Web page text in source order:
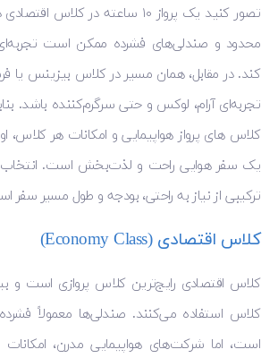
تصور کنید یک پرواز ۱۰ ساعته در
محدود و صندلی‌های فشرده ممکن است
کند. در مقابل، همان مسیر در کلاس بیزینس یا
تجربه‌ای آرام، لوکس و حتی سرگرم‌کننده باشد.
کلاس های پرواز هواپیمایی و امکانات هر کلاس،
یک سفر هوایی راحت و لذت‌بخش است. انتخاب
ترکیبی از نیاز به راحتی، بودجه و طول مسیر سفر
کلاس اقتصادی (Economy Class)
کلاس اقتصادی رایج‌ترین کلاس پروازی است و
کلاس استفاده می‌کنند. صندلی‌ها معمولاً
است، اما شرکت‌های هواپیمایی مدرن، امکانات